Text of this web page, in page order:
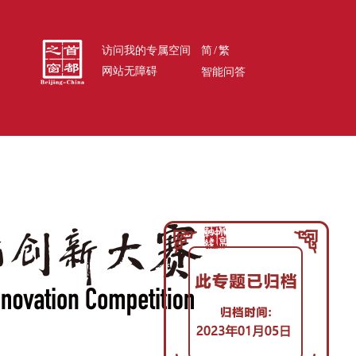
访问我的专属空间 简/繁
网站无障碍
智能问答